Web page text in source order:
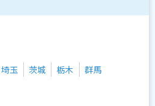
埼玉 茨城 栃木 群馬